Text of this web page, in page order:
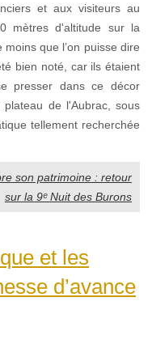
et aux visiteurs au
mètres d'altitude sur la
que l’on puisse dire
bien noté, car ils étaient
presser dans ce décor
de l'Aubrac, sous
tellement recherchée
son patrimoine : retour
sur la 9ᵉ Nuit des Burons
et les
d’avance